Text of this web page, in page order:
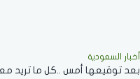
أخبار السعودية
بعد توقيعها أمس ..كل ما تريد